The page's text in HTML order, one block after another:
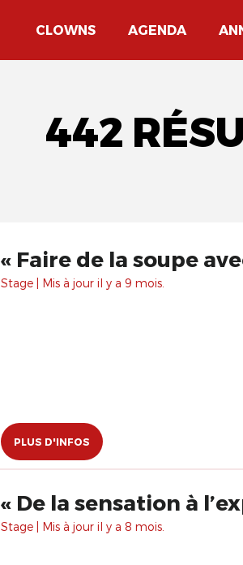
CLOWNS AGENDA
442
« Faire de la soupe
Stage | Mis à jour il y a 9 mois.
PLUS D'INFOS
Stage | Mis à jour il y a 8 mois.